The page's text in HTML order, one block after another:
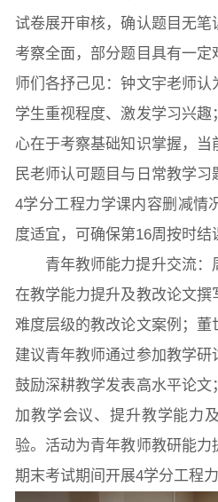
试卷展开审核，确认题目无笔
考察全面，部分题目具有一
师们各抒己见：钟文宇老师
学生重视程度、激发学习兴
心在于考察基础知识掌握，当
民老师认可题目与日常教学
4学分工程力学课内容删减情
度适宜，可确保第16周按时结
青年教师能力提升交流
在教学能力提升及教改论文撰
难度层级的教改论文案例；董
建议青年教师通过参加教学研
鼓励深耕教学发表高水平论
加教学会议、提升教学能力
验。活动为青年教师教研能
期末考试期间开展4学分工程